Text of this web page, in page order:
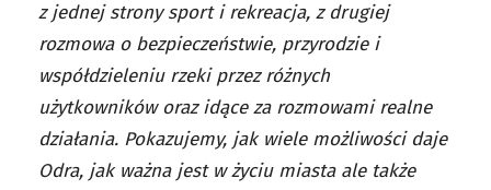
z jednej strony sport i rekreacja, z drugiej
rozmowa o bezpieczeństwie, przyrodzie i
współdzieleniu rzeki przez różnych
użytkowników oraz idące za rozmowami realne
działania. Pokazujemy, jak wiele możliwości daje
Odra, jak ważna jest w życiu miasta ale także